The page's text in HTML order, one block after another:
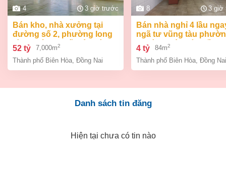
4 3 giờ trước
bán kho, nhà xưởng tại
đường số 2, phường long
bình, thành phố biên hòa,
đồng nai giá 52 tỷ
52 tỷ 7,000m2
Thành phố Biên Hòa Đồng Nai
8 3 giờ
bán nhà nghỉ 4 lầu ngay
ngã tư vũng tàu
an bình biên hòa đồng
giá chỉ 4 tỷ
4 tỷ 84m2
Thành phố Biên Hòa Đồng Nai
Danh sách tin đăng
Hiện tại chưa có tin nào